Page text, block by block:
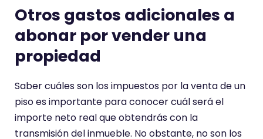
Otros gastos adicionales a
abonar por vender una
propiedad
Saber cuáles son los impuestos por la venta de un
piso es importante para conocer cuál será el
importe neto real que obtendrás con la
transmisión del inmueble. No obstante, no son los